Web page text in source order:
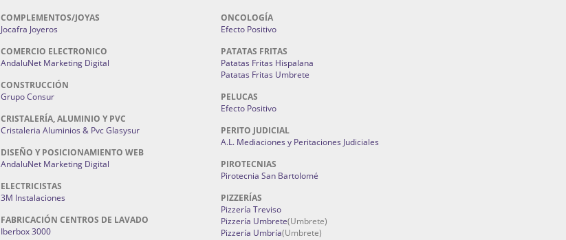
COMPLEMENTOS/JOYAS
Jocafra Joyeros
COMERCIO ELECTRONICO
AndaluNet Marketing Digital
CONSTRUCCIÓN
Grupo Consur
CRISTALERÍA, ALUMINIO Y PVC
Cristaleria Aluminios & Pvc Glasysur
DISEÑO Y POSICIONAMIENTO WEB
AndaluNet Marketing Digital
ELECTRICISTAS
3M Instalaciones
FABRICACIÓN CENTROS DE LAVADO
Iberbox 3000
ONCOLOGÍA
Efecto Positivo
PATATAS FRITAS
Patatas Fritas Hispalana
Patatas Fritas Umbrete
PELUCAS
Efecto Positivo
PERITO JUDICIAL
A.L. Mediaciones y Peritaciones Judiciales
PIROTECNIAS
Pirotecnia San Bartolomé
PIZZERÍAS
Pizzería Treviso
Pizzería Umbrete(Umbrete)
Pizzería Umbría(Umbrete)